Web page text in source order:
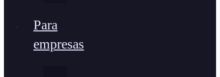
Para
empresas